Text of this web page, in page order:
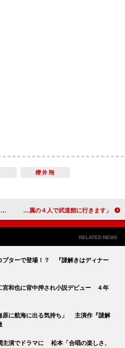
櫻井翔
ＡＫＢ４８宮崎美穂が野望を語る 「ホリプロ所属の４人で武道館に行きます」
RELATED NEWS
プターで登場！？ 『謎解きはディナー
宮和也に背中押され小説デビュー ４年
原に航海に出る気持ち」 主演作『謎解
主演でドラマに 松本「合唱の楽しさ、